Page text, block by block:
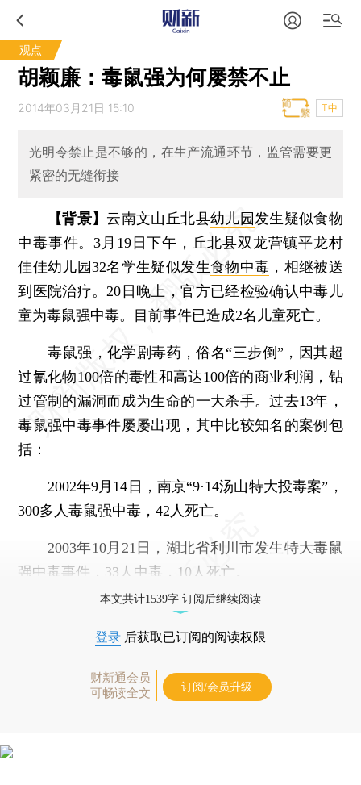
观点
胡颖廉：毒鼠强为何屡禁不止
2014年03月21日 15:10 T中
光明令禁止是不够的，在生产流通环节，监管需要更
紧密的无缝衔接
【背景】 云南文山丘北县幼儿园 发生疑似食物
中毒事件。3月19日下午，丘北县双龙营镇平龙村
佳佳幼儿园32名学生疑似发生食物中毒 ，相继被送
到医院治疗。20日晚上，官方已经检验确认中毒儿
童为毒鼠强中毒。目前事件已造成2名儿童死亡。
毒鼠强 ，化学剧毒药，俗名“三步倒”，因其超
过氰化物100倍的毒性和高达100倍的商业利润，钻
过管制的漏洞而成为生命的一大杀手。过去13年，
毒鼠强中毒事件屡屡出现，其中比较知名的案例包
括：
2002年9月14日，南京“9·14汤山特大投毒案”，
300多人毒鼠强中毒，42人死亡。
2003年10月21日，湖北省利川市发生特大毒鼠
强中毒事件，33人中毒，10人死亡。
本文共计1539字 订阅后继续阅读
登录 后获取已订阅的阅读权限
财新通会员
可畅读全文
订阅/会员升级